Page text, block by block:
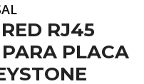
RJ45
PLACA